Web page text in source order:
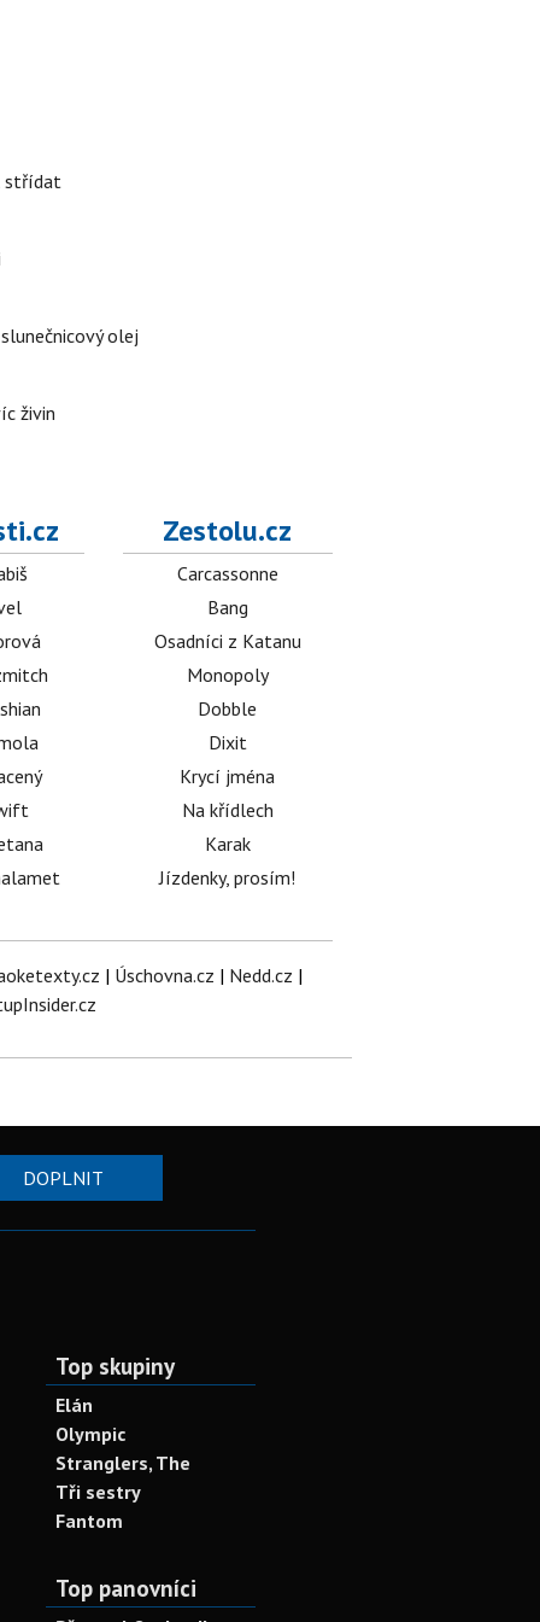
střídat
olej
živin
Zestolu.cz
Carcassonne
Bang
Osadníci z Katanu
Monopoly
Dobble
Dixit
Krycí jména
Na křídlech
Karak
Jízdenky, prosím!
| Úschovna.cz | Nedd.cz |
DOPLNIT
Top skupiny
Elán
Olympic
Stranglers, The
Tři sestry
Fantom
Top panovníci